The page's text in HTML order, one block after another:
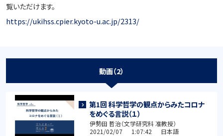
覧いただけます。
https://ukihss.cpier.kyoto-u.ac.jp/2313/
動画（2）
第1回 科学哲学の観点からみたコロナ
をめぐる言説（１）
伊勢田 哲治（文学研究科 准教授）
2021/02/07 1:07:42 日本語